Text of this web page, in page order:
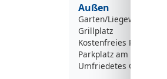
Außen
Garten/Liegewiese
Grillplatz
Kostenfreies Parken
Parkplatz am Objekt
Umfriedetes Gebäude/